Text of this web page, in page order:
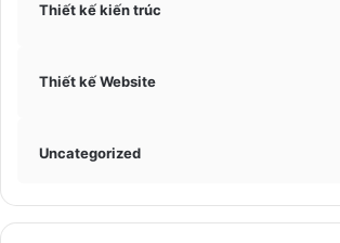
Thiết kế kiến trúc
Thiết kế Website
Uncategorized